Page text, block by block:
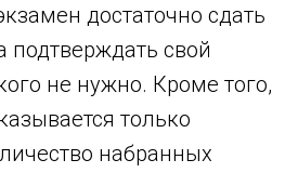
достаточно сдать
подтверждать свой
не нужно. Кроме того,
только
набранных